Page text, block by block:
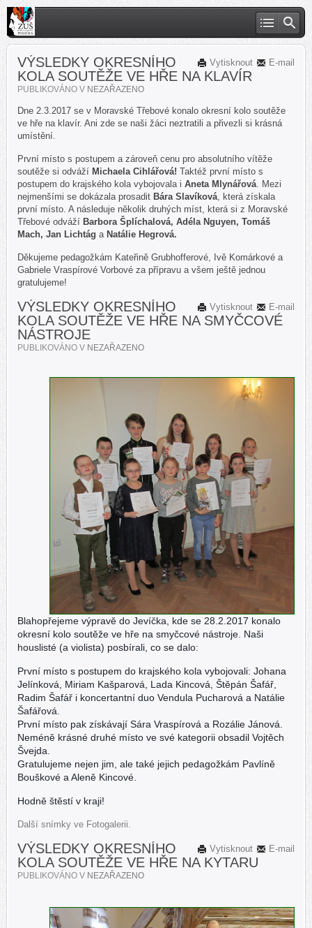
E-mail
Vytisknout
VÝSLEDKY OKRESNÍHO
KOLA SOUTĚŽE VE HŘE NA KLAVÍR
PUBLIKOVÁNO V NEZAŘAZENO
Dne 2.3.2017 se v Moravské Třebové konalo okresní kolo soutěže
ve hře na klavír. Ani zde se naši žáci neztratili a přivezli si krásná
umístění.
První místo s postupem a zároveň cenu pro absolutního vítěže
soutěže si odváží Michaela Cihlářová! Taktéž první místo s
postupem do krajského kola vybojovala i Aneta Mlynářová. Mezi
nejmenšími se dokázala prosadit Bára Slavíková, která získala
první místo. A následuje několik druhých míst, která si z Moravské
Třebové odváží Barbora Šplíchalová, Adéla Nguyen, Tomáš
Mach, Jan Lichtág aNatálie Hegrová.
Děkujeme pedagožkám Kateřině Grubhofferové, Ivě Komárkové a
Gabriele Vraspírové Vorbové za přípravu a všem ještě jednou
gratulujeme!
E-mail
Vytisknout
VÝSLEDKY OKRESNÍHO
KOLA SOUTĚŽE VE HŘE NA SMYČCOVÉ
NÁSTROJE
PUBLIKOVÁNO V NEZAŘAZENO
Blahopřejeme výpravě do Jevíčka, kde se 28.2.2017 konalo
okresní kolo soutěže ve hře na smyčcové nástroje. Naši
houslisté (a violista) posbírali, co se dalo:
První místo s postupem do krajského kola vybojovali: Johana
Jelínková, Miriam Kašparová, Lada Kincová, Štěpán Šafář,
Radim Šafář i koncertantní duo Vendula Pucharová a Natálie
Šafářová.
První místo pak získávají Sára Vraspírová a Rozálie Jánová.
Neméně krásné druhé místo ve své kategorii obsadil Vojtěch
Švejda.
Gratulujeme nejen jim, ale také jejich pedagožkám Pavlíně
Bouškové a Aleně Kincové.
Hodně štěstí v kraji!
Další snímky ve Fotogalerii.
E-mail
Vytisknout
VÝSLEDKY OKRESNÍHO
KOLA SOUTĚŽE VE HŘE NA KYTARU
PUBLIKOVÁNO V NEZAŘAZENO